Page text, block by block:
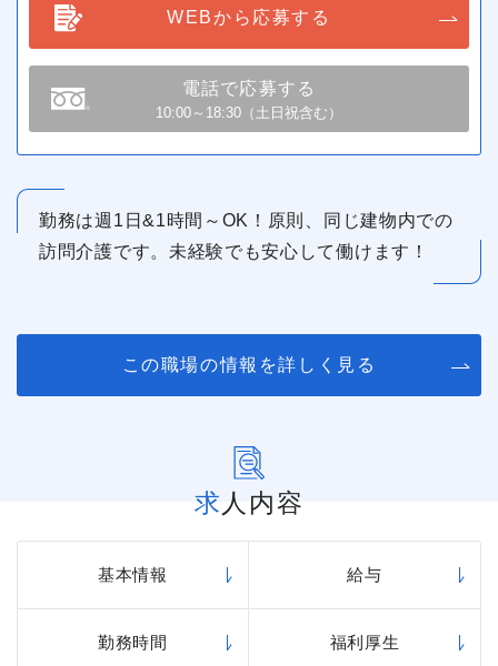
WEBから応募する
電話で応募する
10:00～18:30（土日祝含む）
勤務は週1日&1時間～OK！原則、同じ建物内での
訪問介護です。未経験でも安心して働けます！
この職場の情報を詳しく見る
求人内容
基本情報 給与
勤務時間 福利厚生